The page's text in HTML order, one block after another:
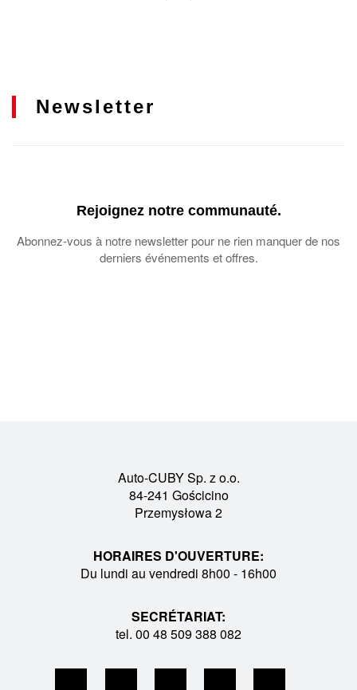
Newsletter
Rejoignez notre communauté.
Abonnez-vous à notre newsletter pour ne rien manquer de nos
derniers événements et offres.
Auto-CUBY Sp. z o.o.
84-241 Gościcino
Przemysłowa 2
HORAIRES D'OUVERTURE:
Du lundi au vendredi 8h00 - 16h00
SECRÉTARIAT:
tel. 00 48 509 388 082